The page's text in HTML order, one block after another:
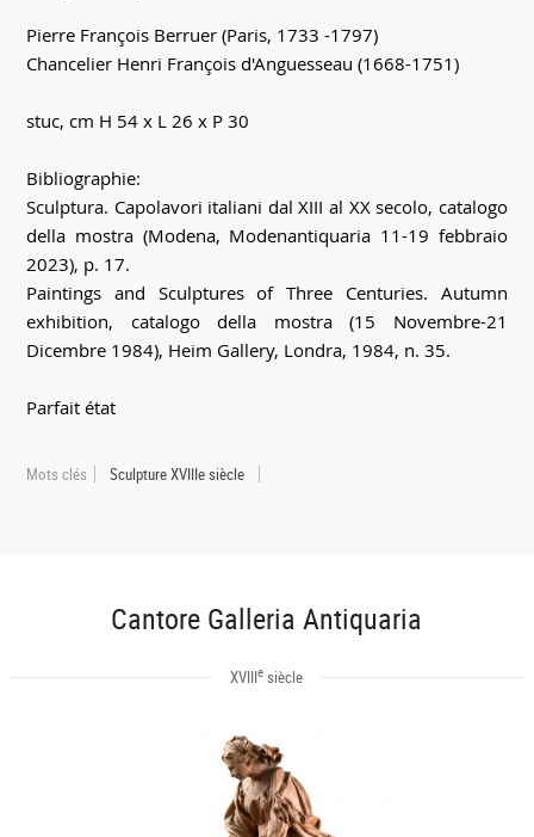
Pierre François Berruer (Paris, 1733 -1797)
Chancelier Henri François d'Anguesseau (1668-1751)
stuc, cm H 54 x L 26 x P 30
Bibliographie:
Sculptura. Capolavori italiani dal XIII al XX secolo, catalogo
della mostra (Modena, Modenantiquaria 11-19 febbraio
2023), p. 17.
Paintings and Sculptures of Three Centuries. Autumn
exhibition, catalogo della mostra (15 Novembre-21
Dicembre 1984), Heim Gallery, Londra, 1984, n. 35.
Parfait état
Mots clés Sculpture XVIIIe siècle
Cantore Galleria Antiquaria
XVIIIe siècle